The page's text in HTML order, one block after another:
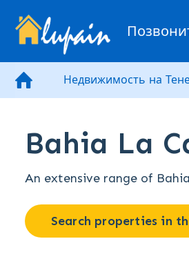
Недвижимость на
Bahia La
An extensive range of
Search properties in